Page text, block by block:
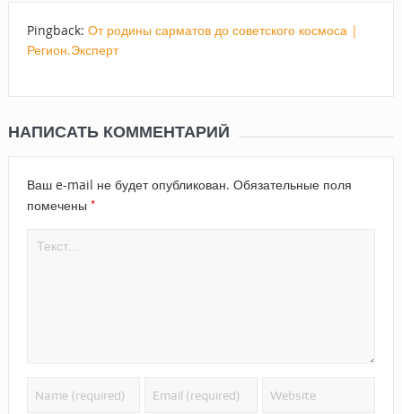
Pingback: От родины сарматов до советского космоса |
Регион.Эксперт
НАПИСАТЬ КОММЕНТАРИЙ
Ваш e-mail не будет опубликован. Обязательные поля
помечены *